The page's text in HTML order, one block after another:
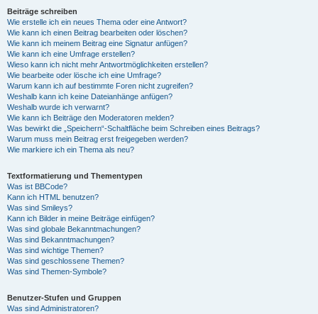
Beiträge schreiben
Wie erstelle ich ein neues Thema oder eine Antwort?
Wie kann ich einen Beitrag bearbeiten oder löschen?
Wie kann ich meinem Beitrag eine Signatur anfügen?
Wie kann ich eine Umfrage erstellen?
Wieso kann ich nicht mehr Antwortmöglichkeiten erstellen?
Wie bearbeite oder lösche ich eine Umfrage?
Warum kann ich auf bestimmte Foren nicht zugreifen?
Weshalb kann ich keine Dateianhänge anfügen?
Weshalb wurde ich verwarnt?
Wie kann ich Beiträge den Moderatoren melden?
Was bewirkt die „Speichern“-Schaltfläche beim Schreiben eines Beitrags?
Warum muss mein Beitrag erst freigegeben werden?
Wie markiere ich ein Thema als neu?
Textformatierung und Thementypen
Was ist BBCode?
Kann ich HTML benutzen?
Was sind Smileys?
Kann ich Bilder in meine Beiträge einfügen?
Was sind globale Bekanntmachungen?
Was sind Bekanntmachungen?
Was sind wichtige Themen?
Was sind geschlossene Themen?
Was sind Themen-Symbole?
Benutzer-Stufen und Gruppen
Was sind Administratoren?